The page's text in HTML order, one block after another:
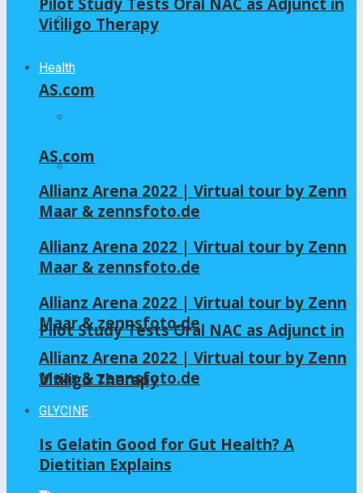
Home – Layout 5
Health
GLYCINE
NAC
Pilot Study Tests Oral NAC as Adjunct in
Vitiligo Therapy
Vitiligo Therapy
AS.com
AS.com
Allianz Arena 2022 | Virtual tour by Zenn
Maar & zennsfoto.de
Allianz Arena 2022 | Virtual tour by Zenn
Maar & zennsfoto.de
Allianz Arena 2022 | Virtual tour by Zenn
Maar & zennsfoto.de
Allianz Arena 2022 | Virtual tour by Zenn
Maar & zennsfoto.de
GLYCINE
Is Gelatin Good for Gut Health? A
Dietitian Explains